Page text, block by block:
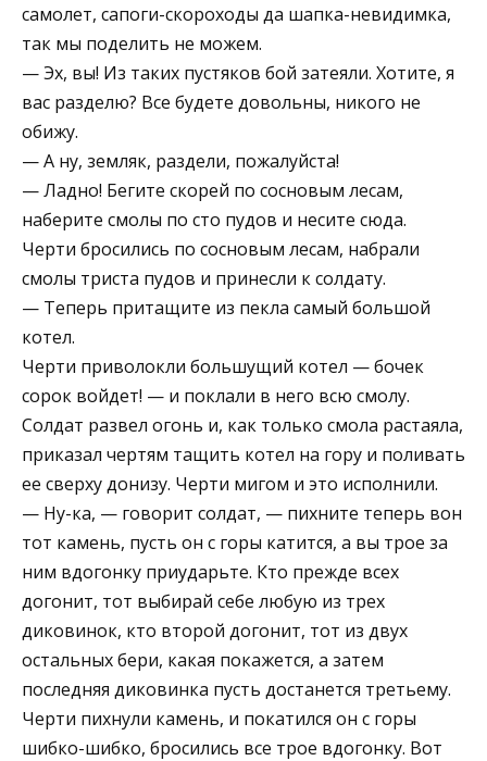
самолет, сапоги-скороходы да шапка-невидимка,
так мы поделить не можем.
— Эх, вы! Из таких пустяков бой затеяли. Хотите, я
вас разделю? Все будете довольны, никого не
обижу.
— А ну, земляк, раздели, пожалуйста!
— Ладно! Бегите скорей по сосновым лесам,
наберите смолы по сто пудов и несите сюда.
Черти бросились по сосновым лесам, набрали
смолы триста пудов и принесли к солдату.
— Теперь притащите из пекла самый большой
котел.
Черти приволокли большущий котел — бочек
сорок войдет! — и поклали в него всю смолу.
Солдат развел огонь и, как только смола растаяла,
приказал чертям тащить котел на гору и поливать
ее сверху донизу. Черти мигом и это исполнили.
— Ну-ка, — говорит солдат, — пихните теперь вон
тот камень, пусть он с горы катится, а вы трое за
ним вдогонку приударьте. Кто прежде всех
догонит, тот выбирай себе любую из трех
диковинок, кто второй догонит, тот из двух
остальных бери, какая покажется, а затем
последняя диковинка пусть достанется третьему.
Черти пихнули камень, и покатился он с горы
шибко-шибко, бросились все трое вдогонку. Вот